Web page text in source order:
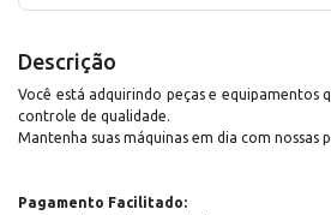
Descrição
Você está adquirindo peças e equipamentos
controle de qualidade.
Mantenha suas máquinas em dia com nossas
Pagamento Facilitado: